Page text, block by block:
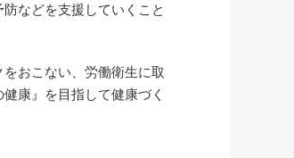
などを支援していくこと
おこない、労働衛生に取
康』を目指して健康づく